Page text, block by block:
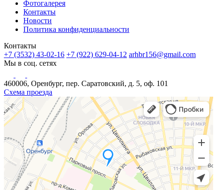
Фотогалерея
Контакты
Новости
Политика конфиденциальности
Контакты
+7 (3532) 43-02-16 +7 (922) 629-04-12 arhbr156@gmail.com
Мы в соц. сетях
460006, Оренбург, пер. Саратовский, д. 5, оф. 101
Схема проезда